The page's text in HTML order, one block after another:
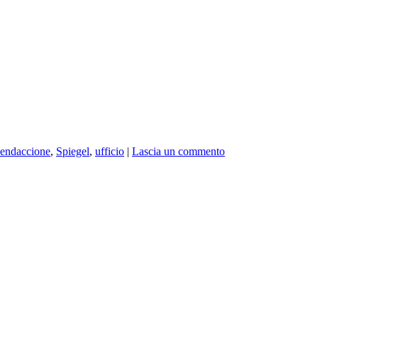
, Spiegel, ufficio | Lascia un commento